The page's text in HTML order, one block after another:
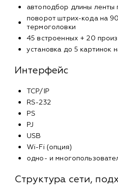
автоподбор длины ленты
поворот штрих-кода на
термоголовки
45 встроенных + 20
установка до 5 картинок
Интерфейс
TCP/IP
RS-232
PS
PJ
USB
Wi-Fi (опция)
одно- и
Структура сети,